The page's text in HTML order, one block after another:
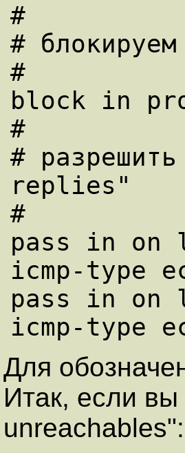
#
#
#
block in
#
#
replies"
#
pass in on
icmp-type
pass in on
Для
Итак, если вы
unreachables":